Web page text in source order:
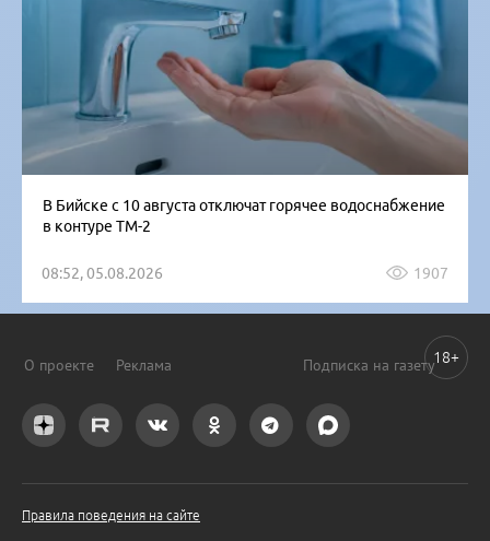
В Бийске с 10 августа отключат горячее водоснабжение
в контуре ТМ-2
08:52, 05.08.2026 1907
О проекте Реклама Подписка на газету
Правила поведения на сайте
18+